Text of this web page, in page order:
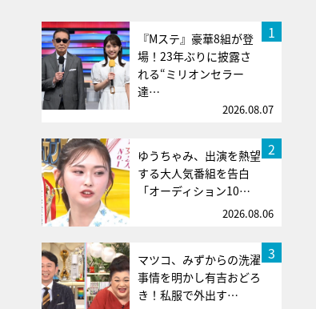
1
『Mステ』豪華8組が登
場！23年ぶりに披露さ
れる“ミリオンセラー
達…
2026.08.07
2
ゆうちゃみ、出演を熱望
する大人気番組を告白
「オーディション10…
2026.08.06
3
マツコ、みずからの洗濯
事情を明かし有吉おどろ
き！私服で外出す…